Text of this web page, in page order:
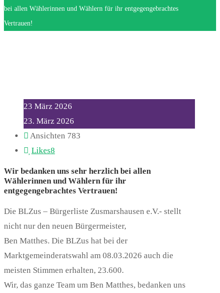
bei allen Wählerinnen und Wählern für ihr entgegengebrachtes
Vertrauen!
23 März 2026
23. März 2026
Ansichten 783
Likes8
Wir bedanken uns sehr herzlich bei allen
Wählerinnen und Wählern für ihr
entgegengebrachtes Vertrauen!
Die BLZus – Bürgerliste Zusmarshausen e.V.- stellt
nicht nur den neuen Bürgermeister,
Ben Matthes. Die BLZus hat bei der
Marktgemeinderatswahl am 08.03.2026 auch die
meisten Stimmen erhalten, 23.600.
Wir, das ganze Team um Ben Matthes, bedanken uns